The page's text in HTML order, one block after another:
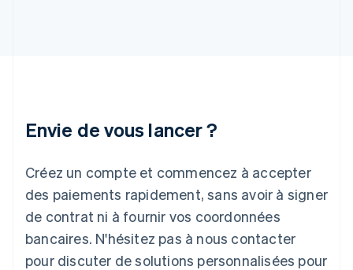
Envie de vous lancer ?
Créez un compte et commencez à accepter
des paiements rapidement, sans avoir à signer
de contrat ni à fournir vos coordonnées
bancaires. N'hésitez pas à nous contacter
pour discuter de solutions personnalisées pour
日本語 English
English
Liechtenstein
Deutsch English
Lituanie
English
Luxembourg
FrançaisDeutsch English